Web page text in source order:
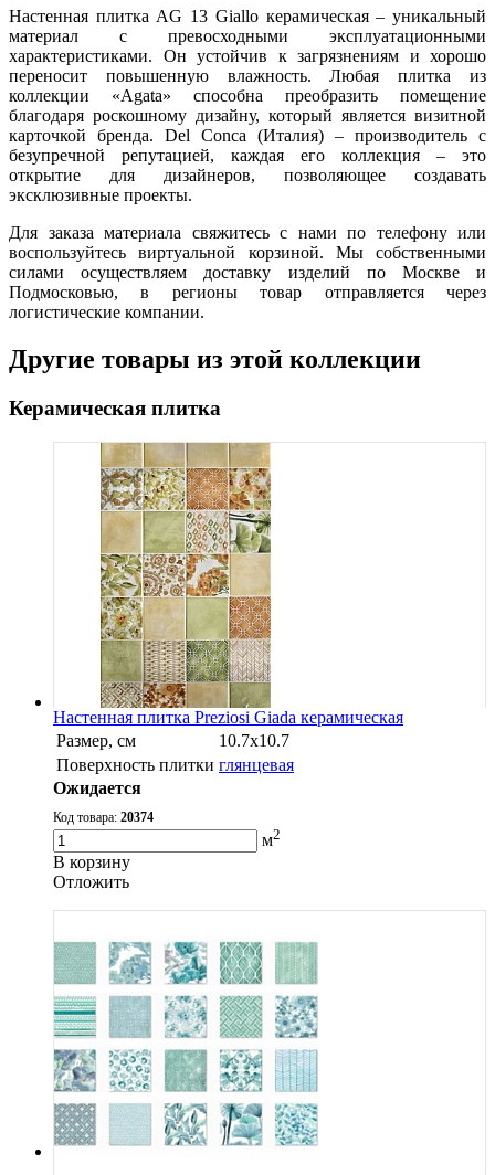
Настенная плитка AG 13 Giallo керамическая – уникальный
материал с превосходными эксплуатационными
характеристиками. Он устойчив к загрязнениям и хорошо
переносит повышенную влажность. Любая плитка из
коллекции «Agata» способна преобразить помещение
благодаря роскошному дизайну, который является визитной
карточкой бренда. Del Conca (Италия) – производитель с
безупречной репутацией, каждая его коллекция – это
открытие для дизайнеров, позволяющее создавать
эксклюзивные проекты.
Для заказа материала свяжитесь с нами по телефону или
воспользуйтесь виртуальной корзиной. Мы собственными
силами осуществляем доставку изделий по Москве и
Подмосковью, в регионы товар отправляется через
логистические компании.
Другие товары из этой коллекции
Керамическая плитка
Настенная плитка Preziosi Giada керамическая
Размер, см
10.7х10.7
Поверхность плитки глянцевая
Ожидается
Код товара: 20374
м2
В корзину
Oтложить